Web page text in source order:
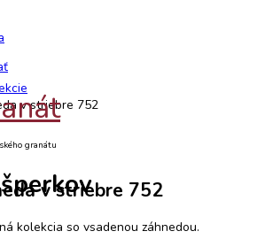
granátu
v striebre 752
v striebre 752
kolekcia so vsadenou záhnedou.